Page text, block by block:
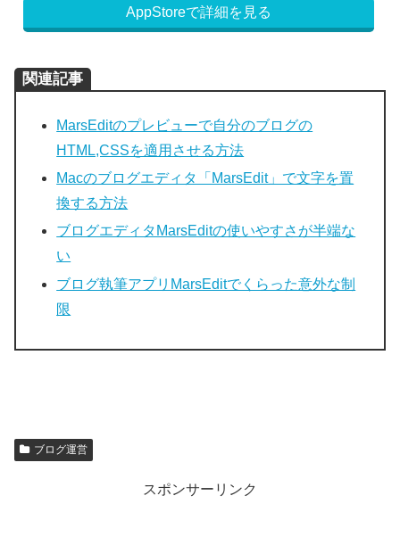
AppStoreで詳細を見る
関連記事
MarsEditのプレビューで自分のブログの
HTML,CSSを適用させる方法
Macのブログエディタ「MarsEdit」で文字を置
換する方法
ブログエディタMarsEditの使いやすさが半端な
い
ブログ執筆アプリMarsEditでくらった意外な制
限
ブログ運営
スポンサーリンク